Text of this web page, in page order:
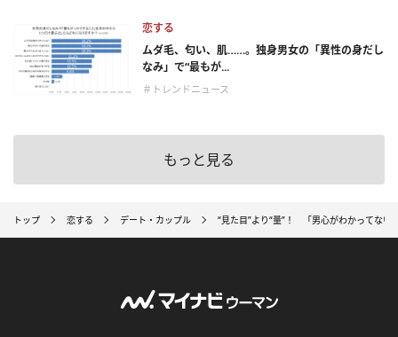
恋する
ムダ毛、匂い、肌……。独身男女の「異性の身だし
なみ」で“最もが...
＃トレンドニュース
もっと見る
トップ 恋する デート・カップル “見た目”より“量”！ 「男心がわかってない